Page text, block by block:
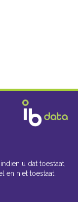
u dat toestaat,
en niet toestaat.